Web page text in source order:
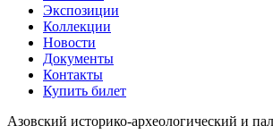
Экспозиции
Коллекции
Новости
Документы
Контакты
Купить билет
Азовский историко‑археологический и